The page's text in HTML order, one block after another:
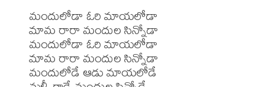
మందులోడా ఓరి మాయలోడా
మామ రారా మందుల సిన్నోడా
మందులోడా ఓరి మాయలోడా
మామ రారా మందుల సిన్నోడా
మందులోడే ఆడు మాయలోడే